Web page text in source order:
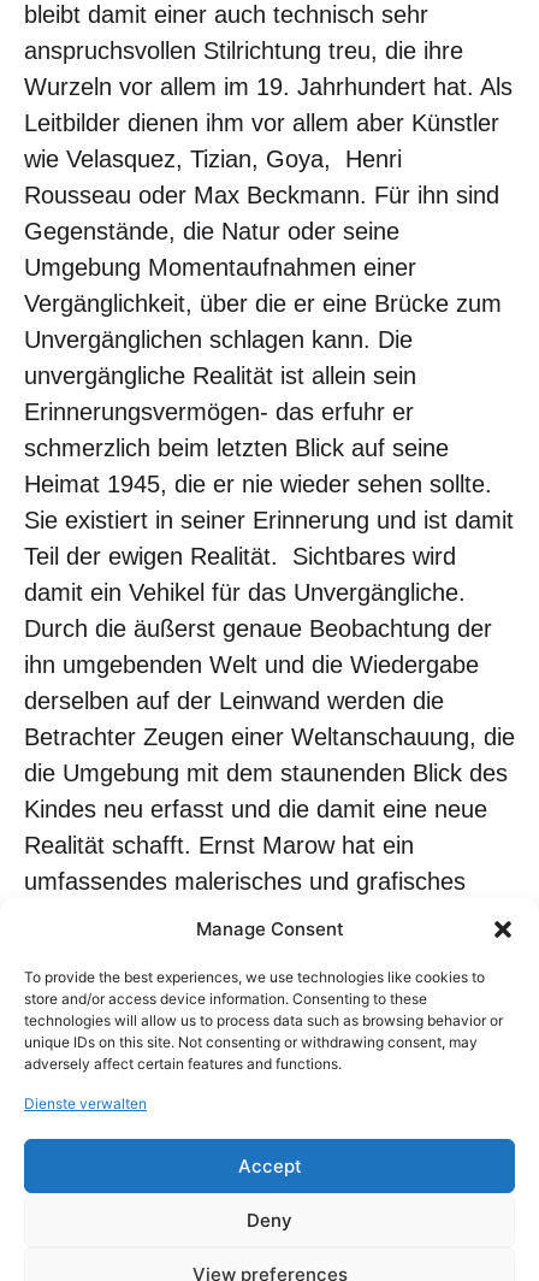
Manage Consent
To provide the best experiences, we use technologies like cookies to
store and/or access device information. Consenting to these
technologies will allow us to process data such as browsing behavior or
unique IDs on this site. Not consenting or withdrawing consent, may
adversely affect certain features and functions.
Dienste verwalten
Accept
Deny
View preferences
bleibt damit einer auch technisch sehr
anspruchsvollen Stilrichtung treu, die ihre
Wurzeln vor allem im 19. Jahrhundert hat. Als
Leitbilder dienen ihm vor allem aber Künstler
wie Velasquez, Tizian, Goya, Henri
Rousseau oder Max Beckmann. Für ihn sind
Gegenstände, die Natur oder seine
Umgebung Momentaufnahmen einer
Vergänglichkeit, über die er eine Brücke zum
Unvergänglichen schlagen kann. Die
unvergängliche Realität ist allein sein
Erinnerungsvermögen- das erfuhr er
schmerzlich beim letzten Blick auf seine
Heimat 1945, die er nie wieder sehen sollte.
Sie existiert in seiner Erinnerung und ist damit
Teil der ewigen Realität. Sichtbares wird
damit ein Vehikel für das Unvergängliche.
Durch die äußerst genaue Beobachtung der
ihn umgebenden Welt und die Wiedergabe
derselben auf der Leinwand werden die
Betrachter Zeugen einer Weltanschauung, die
die Umgebung mit dem staunenden Blick des
Kindes neu erfasst und die damit eine neue
Realität schafft. Ernst Marow hat ein
umfassendes malerisches und grafisches
Werk geschaffen. Erst kürzlich hat er 105
Wieder weist die dort konsequent
durchgehaltene realistische Darstellungsweise
auch hier über das Dargestellte auf die Tiefen
menschlicher Gefühle und den stets
ruhelosen, umtriebigen Menschen per se.
Ernst Marow wurde in zahlreichen